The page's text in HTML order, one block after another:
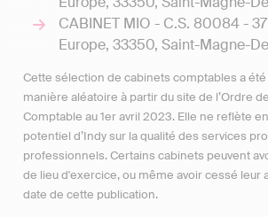
CABINET MIO - C.S. 80084 -
Europe, 33350, Saint-Magne-
Cette sélection de cabinets comptables a
manière aléatoire à partir du site de l’Ordre
Comptable au 1er avril 2023. Elle ne reflète
potentiel d’Indy sur la qualité des services
professionnels. Certains cabinets peuvent
de lieu d'exercice, ou même avoir cessé leur
date de cette publication.